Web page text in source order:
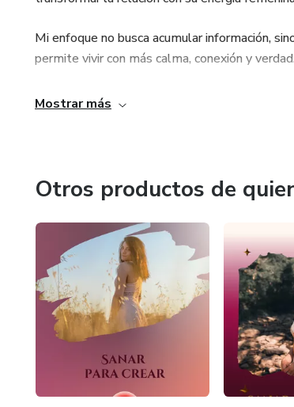
Mi enfoque no busca acumular información,
permite vivir con más calma, conexión y verdad.
Mostrar más
Otros productos de